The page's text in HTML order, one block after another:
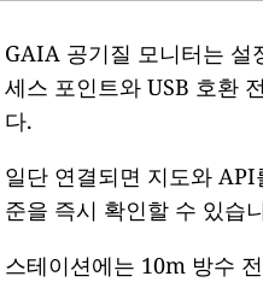
GAIA 공기질 모니터는
세스 포인트와 USB 호환
다.
일단 연결되면 지도와
준을 즉시 확인할 수 있습
스테이션에는 10m 방수